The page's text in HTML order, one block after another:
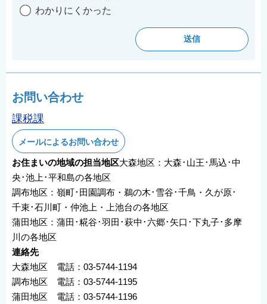
わかりにくかった
お問い合わせ
課税課
メールによるお問い合わせ
お住まいの地域の担当地区大森地区：大森･山王･馬込･中
央･池上･平和島の各地区
調布地区：嶺町･田園調布・鵜の木･雪谷･千鳥・久が原･
千束･石川町・仲池上・上池台の各地区
蒲田地区：蒲田･糀谷･羽田･萩中･六郷･矢口･下丸子･多摩
川の各地区
連絡先
大森地区 電話：03-5744-1194
調布地区 電話：03-5744-1195
蒲田地区 電話：03-5744-1196